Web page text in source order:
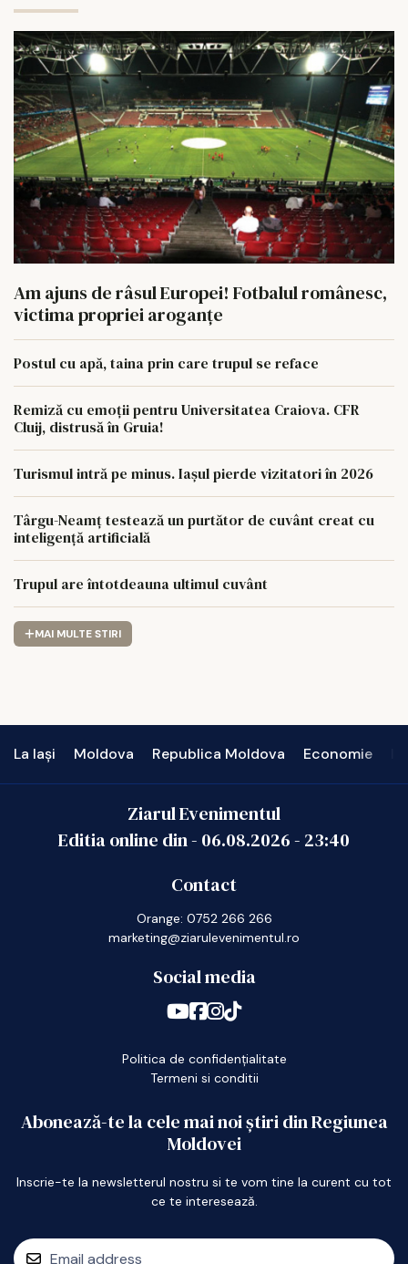
Am ajuns de râsul Europei! Fotbalul românesc,
victima propriei aroganțe
Postul cu apă, taina prin care trupul se reface
Remiză cu emoții pentru Universitatea Craiova. CFR
Cluij, distrusă în Gruia!
Turismul intră pe minus. Iașul pierde vizitatori în 2026
Târgu-Neamț testează un purtător de cuvânt creat cu
inteligență artificială
Trupul are întotdeauna ultimul cuvânt
MAI MULTE STIRI
La Iași Moldova Republica Moldova Economie
Ziarul Evenimentul
Editia online din - 06.08.2026- 23:40
Contact
Orange: 0752 266 266
marketing@ziarulevenimentul.ro
Social media
Politica de confidențialitate
Termeni si conditii
Abonează-te la cele mai noi știri din Regiunea
Moldovei
Inscrie-te la newsletterul nostru si te vom tine la curent cu tot
ce te interesează.